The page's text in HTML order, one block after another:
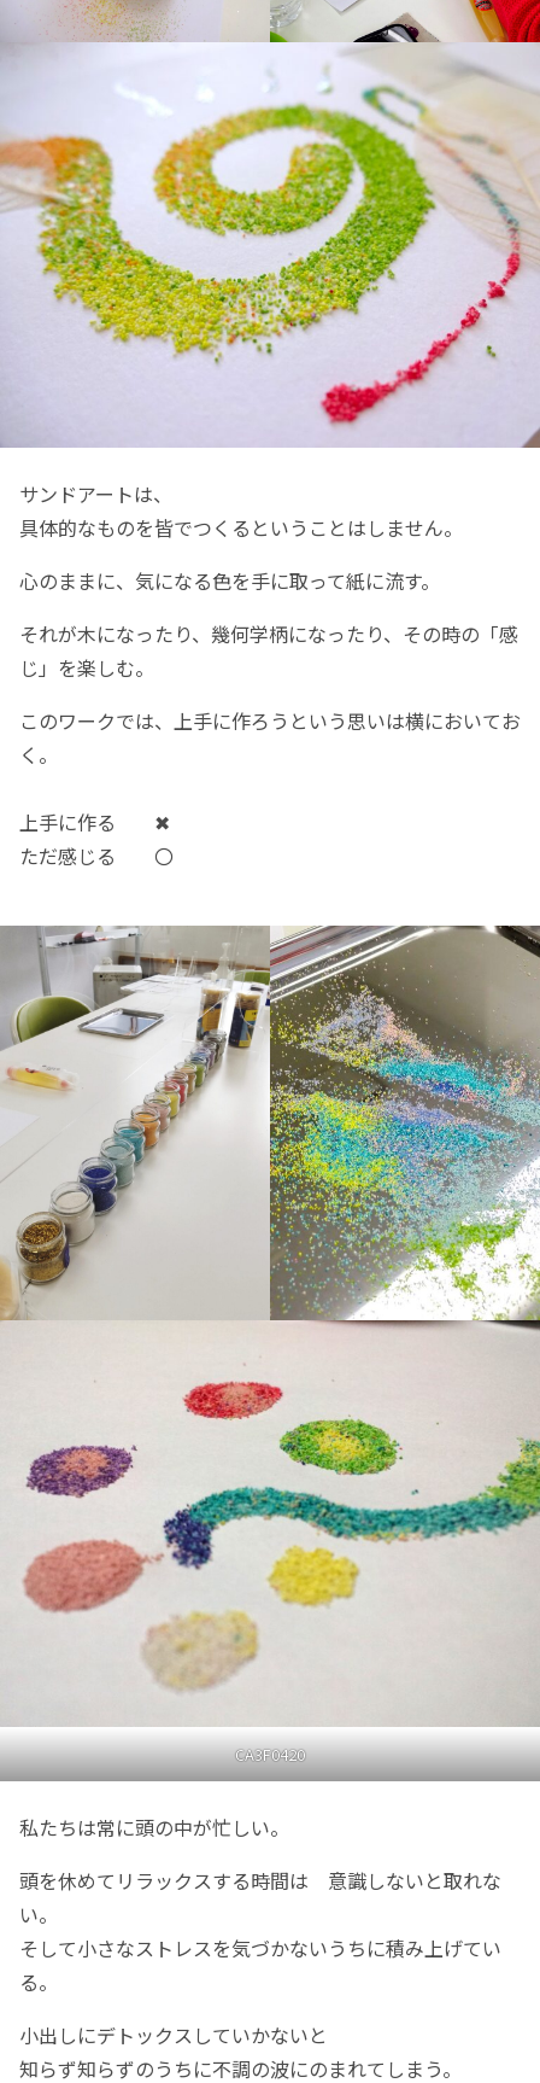
サンドアートは、
具体的なものを皆でつくるということはしません。
心のままに、気になる色を手に取って紙に流す。
それが木になったり、幾何学柄になったり、その時の「感
じ」を楽しむ。
このワークでは、上手に作ろうという思いは横においてお
く。
上手に作る ✖
ただ感じる 〇
CA3F0420
私たちは常に頭の中が忙しい。
頭を休めてリラックスする時間は 意識しないと取れな
い。
そして小さなストレスを気づかないうちに積み上げてい
る。
小出しにデトックスしていかないと
知らず知らずのうちに不調の波にのまれてしまう。